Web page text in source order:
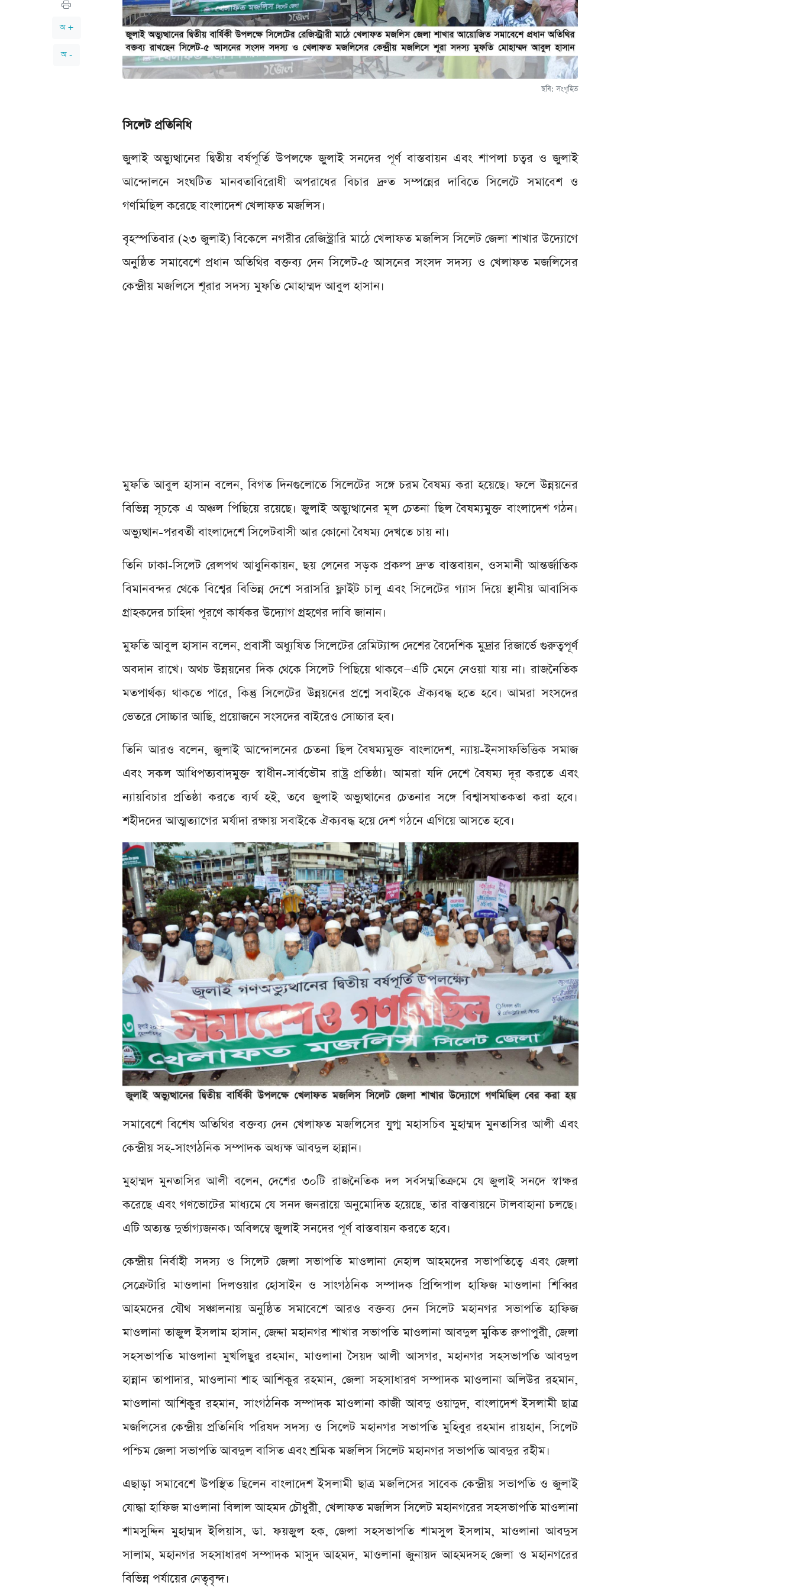
অ +
অ -
ছবি: সংগৃহিত
সিলেট প্রতিনিধি
জুলাই অভ্যুত্থানের দ্বিতীয় বর্ষপূর্তি উপলক্ষে জুলাই সনদের পূর্ণ বাস্তবায়ন এবং শাপলা চত্বর ও জুলাই
আন্দোলনে সংঘটিত মানবতাবিরোধী অপরাধের বিচার দ্রুত সম্পন্নের দাবিতে সিলেটে সমাবেশ ও
গণমিছিল করেছে বাংলাদেশ খেলাফত মজলিস।
বৃহস্পতিবার (২৩ জুলাই) বিকেলে নগরীর রেজিস্ট্রারি মাঠে খেলাফত মজলিস সিলেট জেলা শাখার উদ্যোগে
অনুষ্ঠিত সমাবেশে প্রধান অতিথির বক্তব্য দেন সিলেট-৫ আসনের সংসদ সদস্য ও খেলাফত মজলিসের
কেন্দ্রীয় মজলিসে শূরার সদস্য মুফতি মোহাম্মদ আবুল হাসান।
মুফতি আবুল হাসান বলেন, বিগত দিনগুলোতে সিলেটের সঙ্গে চরম বৈষম্য করা হয়েছে। ফলে উন্নয়নের
বিভিন্ন সূচকে এ অঞ্চল পিছিয়ে রয়েছে। জুলাই অভ্যুত্থানের মূল চেতনা ছিল বৈষম্যমুক্ত বাংলাদেশ গঠন।
অভ্যুত্থান-পরবর্তী বাংলাদেশে সিলেটবাসী আর কোনো বৈষম্য দেখতে চায় না।
তিনি ঢাকা-সিলেট রেলপথ আধুনিকায়ন, ছয় লেনের সড়ক প্রকল্প দ্রুত বাস্তবায়ন, ওসমানী আন্তর্জাতিক
বিমানবন্দর থেকে বিশ্বের বিভিন্ন দেশে সরাসরি ফ্লাইট চালু এবং সিলেটের গ্যাস দিয়ে স্থানীয় আবাসিক
গ্রাহকদের চাহিদা পূরণে কার্যকর উদ্যোগ গ্রহণের দাবি জানান।
মুফতি আবুল হাসান বলেন, প্রবাসী অধ্যুষিত সিলেটের রেমিট্যান্স দেশের বৈদেশিক মুদ্রার রিজার্ভে গুরুত্বপূর্ণ
অবদান রাখে। অথচ উন্নয়নের দিক থেকে সিলেট পিছিয়ে থাকবে—এটি মেনে নেওয়া যায় না। রাজনৈতিক
মতপার্থক্য থাকতে পারে, কিন্তু সিলেটের উন্নয়নের প্রশ্নে সবাইকে ঐক্যবদ্ধ হতে হবে। আমরা সংসদের
ভেতরে সোচ্চার আছি, প্রয়োজনে সংসদের বাইরেও সোচ্চার হব।
তিনি আরও বলেন, জুলাই আন্দোলনের চেতনা ছিল বৈষম্যমুক্ত বাংলাদেশ, ন্যায়-ইনসাফভিত্তিক সমাজ
এবং সকল আধিপত্যবাদমুক্ত স্বাধীন-সার্বভৌম রাষ্ট্র প্রতিষ্ঠা। আমরা যদি দেশে বৈষম্য দূর করতে এবং
ন্যায়বিচার প্রতিষ্ঠা করতে ব্যর্থ হই, তবে জুলাই অভ্যুত্থানের চেতনার সঙ্গে বিশ্বাসঘাতকতা করা হবে।
শহীদদের আত্মত্যাগের মর্যাদা রক্ষায় সবাইকে ঐক্যবদ্ধ হয়ে দেশ গঠনে এগিয়ে আসতে হবে।
সমাবেশে বিশেষ অতিথির বক্তব্য দেন খেলাফত মজলিসের যুগ্ম মহাসচিব মুহাম্মদ মুনতাসির আলী এবং
কেন্দ্রীয় সহ-সাংগঠনিক সম্পাদক অধ্যক্ষ আবদুল হান্নান।
মুহাম্মদ মুনতাসির আলী বলেন, দেশের ৩০টি রাজনৈতিক দল সর্বসম্মতিক্রমে যে জুলাই সনদে স্বাক্ষর
করেছে এবং গণভোটের মাধ্যমে যে সনদ জনরায়ে অনুমোদিত হয়েছে, তার বাস্তবায়নে টালবাহানা চলছে।
এটি অত্যন্ত দুর্ভাগ্যজনক। অবিলম্বে জুলাই সনদের পূর্ণ বাস্তবায়ন করতে হবে।
কেন্দ্রীয় নির্বাহী সদস্য ও সিলেট জেলা সভাপতি মাওলানা নেহাল আহমদের সভাপতিত্বে এবং জেলা
সেক্রেটারি মাওলানা দিলওয়ার হোসাইন ও সাংগঠনিক সম্পাদক প্রিন্সিপাল হাফিজ মাওলানা শিব্বির
আহমদের যৌথ সঞ্চালনায় অনুষ্ঠিত সমাবেশে আরও বক্তব্য দেন সিলেট মহানগর সভাপতি হাফিজ
মাওলানা তাজুল ইসলাম হাসান, জেদ্দা মহানগর শাখার সভাপতি মাওলানা আবদুল মুকিত রুপাপুরী, জেলা
সহসভাপতি মাওলানা মুখলিছুর রহমান, মাওলানা সৈয়দ আলী আসগর, মহানগর সহসভাপতি আবদুল
হান্নান তাপাদার, মাওলানা শাহ আশিকুর রহমান, জেলা সহসাধারণ সম্পাদক মাওলানা অলিউর রহমান,
মাওলানা আশিকুর রহমান, সাংগঠনিক সম্পাদক মাওলানা কাজী আবদু ওয়াদুদ, বাংলাদেশ ইসলামী ছাত্র
মজলিসের কেন্দ্রীয় প্রতিনিধি পরিষদ সদস্য ও সিলেট মহানগর সভাপতি মুহিবুর রহমান রায়হান, সিলেট
পশ্চিম জেলা সভাপতি আবদুল বাসিত এবং শ্রমিক মজলিস সিলেট মহানগর সভাপতি আবদুর রহীম।
এছাড়া সমাবেশে উপস্থিত ছিলেন বাংলাদেশ ইসলামী ছাত্র মজলিসের সাবেক কেন্দ্রীয় সভাপতি ও জুলাই
যোদ্ধা হাফিজ মাওলানা বিলাল আহমদ চৌধুরী, খেলাফত মজলিস সিলেট মহানগরের সহসভাপতি মাওলানা
শামসুদ্দিন মুহাম্মদ ইলিয়াস, ডা. ফয়জুল হক, জেলা সহসভাপতি শামসুল ইসলাম, মাওলানা আবদুস
সালাম, মহানগর সহসাধারণ সম্পাদক মাসুদ আহমদ, মাওলানা জুনায়দ আহমদসহ জেলা ও মহানগরের
বিভিন্ন পর্যায়ের নেতৃবৃন্দ।